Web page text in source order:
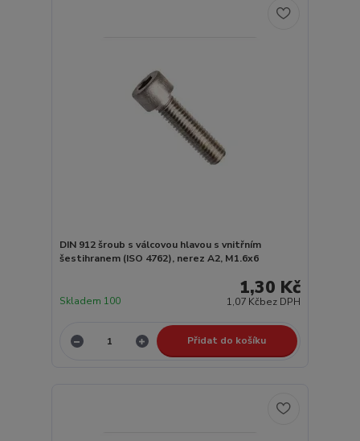
DIN 912 šroub s válcovou hlavou s vnitřním
šestihranem (ISO 4762), nerez A2, M1.6x6
1,30 Kč
1,07 Kčbez DPH
Skladem 100
Přidat do košíku